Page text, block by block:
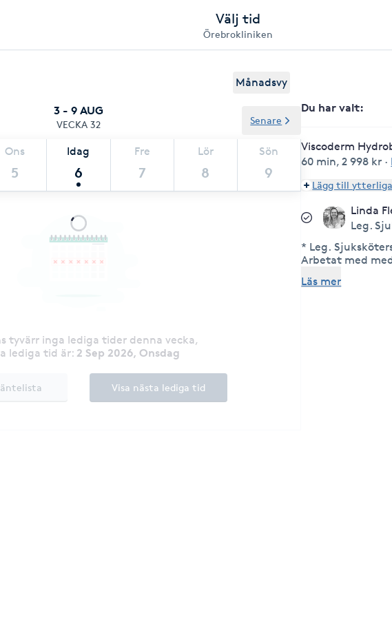
Välj tid
Örebrokliniken
Månadsvy
3 - 9 AUG
VECKA 32
Ons
5
Idag
6
Fre
7
Lör
8
Sön
9
Senare
tyvärr inga lediga tider denna vecka,
lediga tid är: 2 Sep 2026, Onsdag
Visa nästa lediga tid
Du har valt:
Viscoderm
60 min,2 998 kr ·
Lägg till
Linda
Leg.
* Leg.
Arbetat med
medlem i RFEM
Läs mer